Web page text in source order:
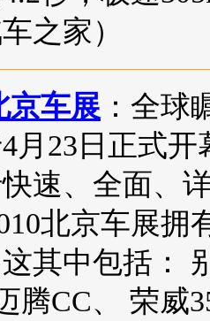
之家）
京车展 ：全球
月23日正式
速、全面、
北京车展拥
这其中包括：
腾CC、 荣威